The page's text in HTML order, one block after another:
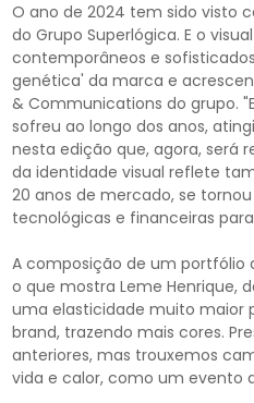
O ano de 2024 tem sido visto
do Grupo Superlógica. E o
contemporâneos e
genética' da marca e
& Communications do grupo.
sofreu ao longo dos anos,
nesta edição que, agora, será
da identidade visual reflete
20 anos de mercado, se
tecnológicas e financeiras
A composição de um portfólio
o que mostra Leme Henrique,
uma elasticidade muito maior
brand, trazendo mais cores.
anteriores, mas trouxemos
vida e calor, como um evento